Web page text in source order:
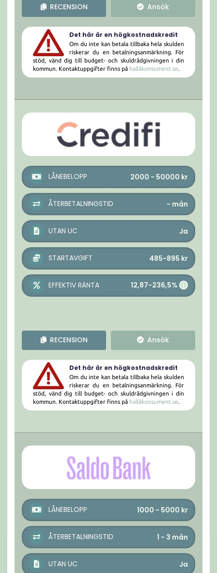
RECENSION Ansök
Det här är en högkostnadskredit
Om du inte kan betala tillbaka hela skulden
riskerar du en betalningsanmärkning. För
stöd, vänd dig till budget- och skuldrådgivningen i din
kommun. Kontaktuppgifter finns på hallåkonsument.se.
LÅNEBELOPP 2000 - 50000 kr
ÅTERBETALNINGSTID - mån
UTAN UC Ja
STARTAVGIFT 485-895 kr
EFFEKTIV RÄNTA 12,87-236,5% i
RECENSION Ansök
Det här är en högkostnadskredit
Om du inte kan betala tillbaka hela skulden
riskerar du en betalningsanmärkning. För
stöd, vänd dig till budget- och skuldrådgivningen i din
kommun. Kontaktuppgifter finns på hallåkonsument.se.
LÅNEBELOPP 1000 - 5000 kr
ÅTERBETALNINGSTID 1 - 3 mån
UTAN UC Ja